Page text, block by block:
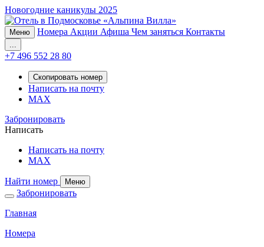
Новогодние каникулы 2025
Меню Номера Акции Афиша Чем заняться Контакты
...
+7 496 552 28 80
Скопировать номер
Написать на почту
MAX
Забронировать
Написать
Написать на почту
MAX
Найти номер Меню
Забронировать
Главная
Номера